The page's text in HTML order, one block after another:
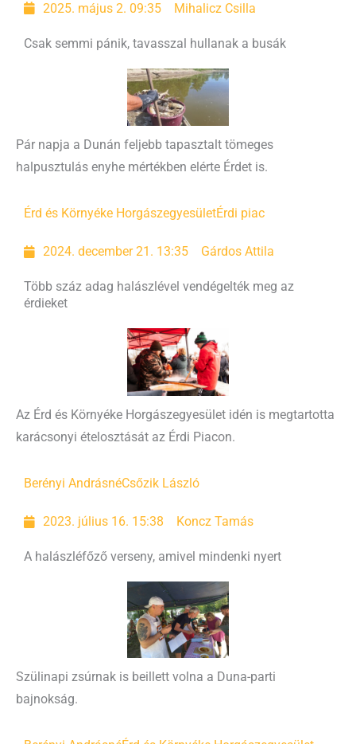
2025. május 2. 09:35 Mihalicz Csilla
Csak semmi pánik, tavasszal hullanak a busák
Pár napja a Dunán feljebb tapasztalt tömeges
halpusztulás enyhe mértékben elérte Érdet is.
Érd és Környéke HorgászegyesületÉrdi piac
2024. december 21. 13:35 Gárdos Attila
Több száz adag halászlével vendégelték meg az
érdieket
Az Érd és Környéke Horgászegyesület idén is megtartotta
karácsonyi ételosztását az Érdi Piacon.
Berényi AndrásnéCsőzik László
2023. július 16. 15:38 Koncz Tamás
A halászléfőző verseny, amivel mindenki nyert
Szülinapi zsúrnak is beillett volna a Duna-parti
bajnokság.